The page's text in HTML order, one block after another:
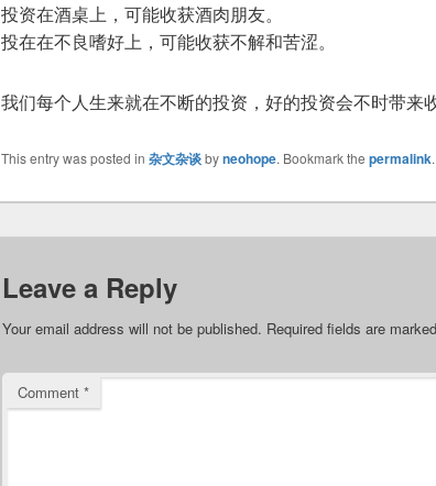
投资在酒桌上，可能收获酒肉朋友。
投在在不良嗜好上，可能收获不解和苦涩。
我们每个人生来就在不断的投资，好的投资会不时带来
This entry was posted in 杂文杂谈byneohope. Bookmark the permalink.
Leave a Reply
Your email address will not be published. Required fields are marked
Comment *